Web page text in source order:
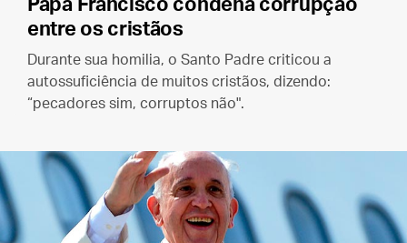
Papa Francisco condena corrupção
entre os cristãos
Durante sua homilia, o Santo Padre criticou a
autossuficiência de muitos cristãos, dizendo:
“pecadores sim, corruptos não".